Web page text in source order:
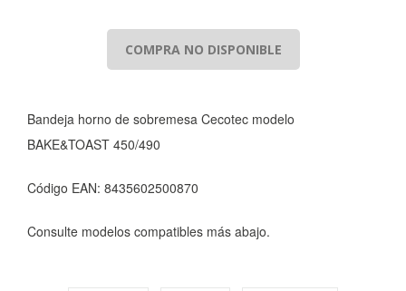
COMPRA NO DISPONIBLE
Bandeja horno de sobremesa Cecotec modelo
BAKE&TOAST 450/490
Código EAN: 8435602500870
Consulte modelos compatibles más abajo.